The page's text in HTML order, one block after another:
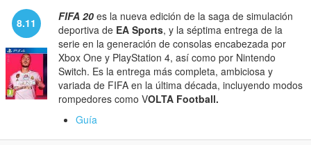
8.11 FIFA 20 es la nueva edición de la saga de simulación
deportiva de EA Sports, y la séptima entrega de la
serie en la generación de consolas encabezada por
Xbox One y PlayStation 4, así como por Nintendo
Switch. Es la entrega más completa, ambiciosa y
variada de FIFA en la última década, incluyendo modos
rompedores como VOLTA Football.
Guía